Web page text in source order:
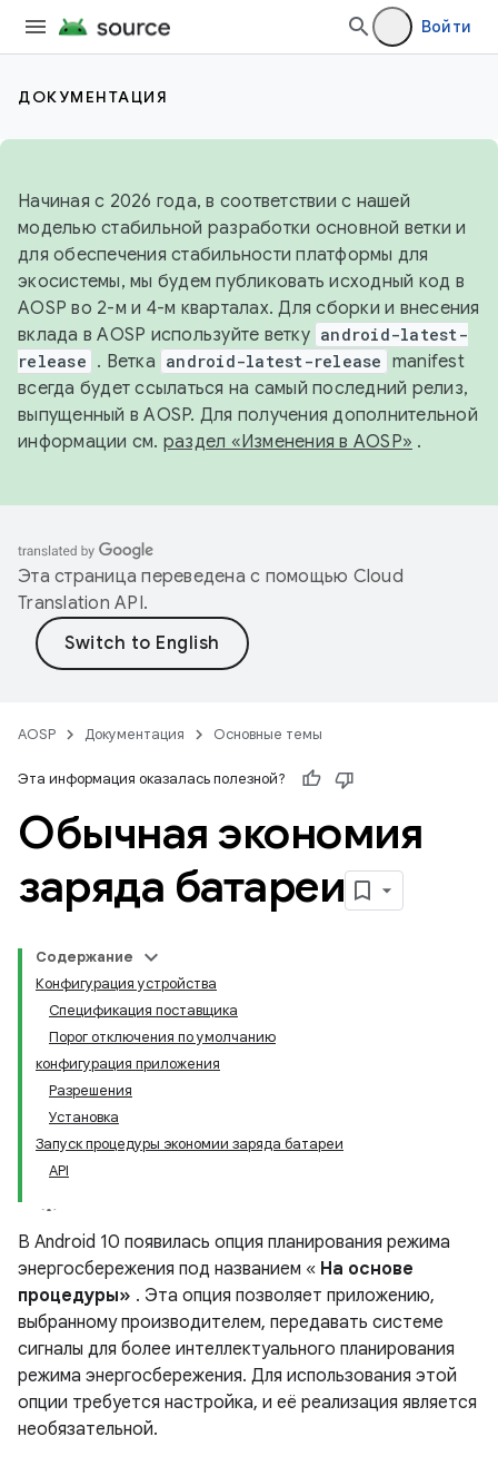
Войти
ДОКУМЕНТАЦИЯ
Начиная с 2026 года, в соответствии с нашей
моделью стабильной разработки основной ветки и
для обеспечения стабильности платформы для
экосистемы, мы будем публиковать исходный код в
AOSP во 2-м и 4-м кварталах. Для сборки и внесения
вклада в AOSP используйте ветку android-latest-
release . Ветка android-latest-release manifest
всегда будет ссылаться на самый последний релиз,
выпущенный в AOSP. Для получения дополнительной
информации см. раздел «Изменения в AOSP» .
Эта страница переведена с помощью Cloud
Translation API.
AOSP Документация Основные темы
Эта информация оказалась полезной?
Обычная экономия
заряда батареи
Содержание
Конфигурация устройства
Спецификация поставщика
Порог отключения по умолчанию
конфигурация приложения
Разрешения
Установка
Запуск процедуры экономии заряда батареи
API
В Android 10 появилась опция планирования режима
энергосбережения под названием « На основе
процедуры» . Эта опция позволяет приложению,
выбранному производителем, передавать системе
сигналы для более интеллектуального планирования
режима энергосбережения. Для использования этой
опции требуется настройка, и её реализация является
необязательной.